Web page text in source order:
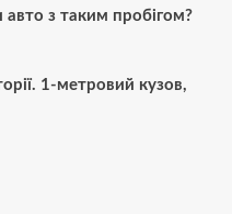
з таким пробігом?
1-метровий кузов,